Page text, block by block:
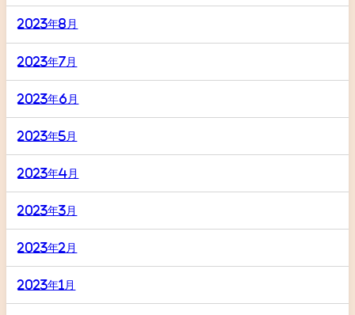
2023年8月
2023年7月
2023年6月
2023年5月
2023年4月
2023年3月
2023年2月
2023年1月